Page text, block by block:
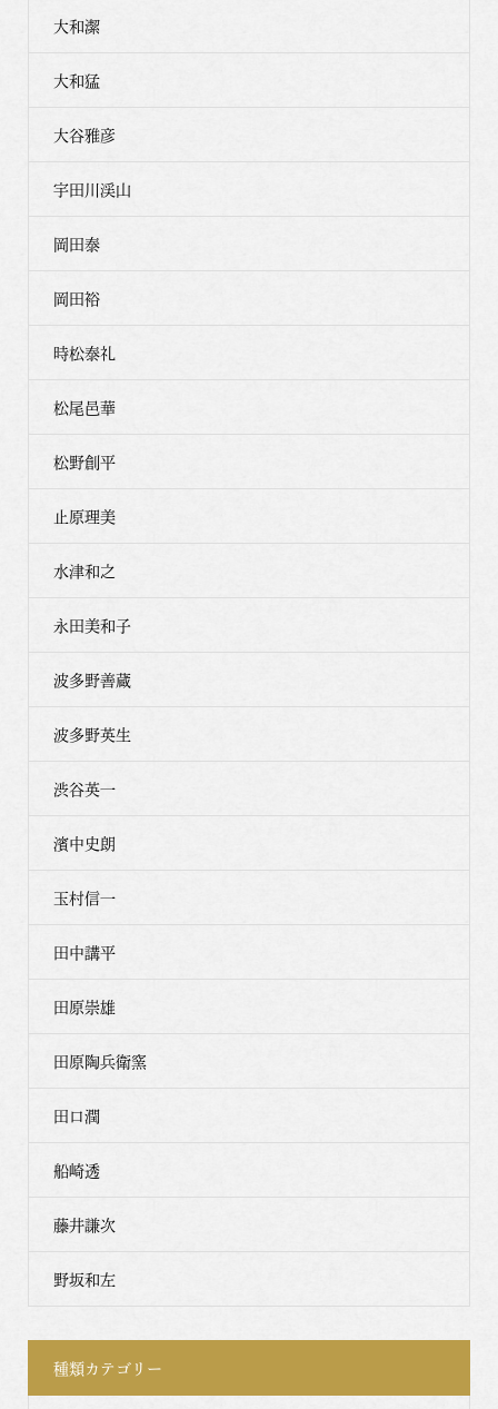
大和潔
大和猛
大谷雅彦
宇田川渓山
岡田泰
岡田裕
時松泰礼
松尾邑華
松野創平
止原理美
水津和之
永田美和子
波多野善蔵
波多野英生
渋谷英一
濱中史朗
玉村信一
田中講平
田原崇雄
田原陶兵衛窯
田口潤
船崎透
藤井謙次
野坂和左
種類カテゴリー